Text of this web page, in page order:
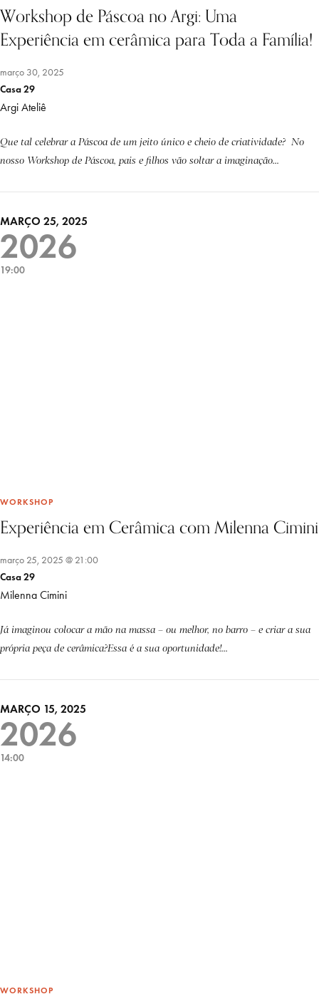
Workshop de Páscoa no Argi: Uma
Experiência em cerâmica para Toda a Família!
março 30, 2025
Casa 29
Argi Ateliê
Que tal celebrar a Páscoa de um jeito único e cheio de criatividade? No
nosso Workshop de Páscoa, pais e filhos vão soltar a imaginação...
MARÇO 25, 2025
2026
19:00
WORKSHOP
Experiência em Cerâmica com Milenna Cimini
março 25, 2025 @ 21:00
Casa 29
Milenna Cimini
Já imaginou colocar a mão na massa – ou melhor, no barro – e criar a sua
própria peça de cerâmica?Essa é a sua oportunidade!...
MARÇO 15, 2025
2026
14:00
WORKSHOP